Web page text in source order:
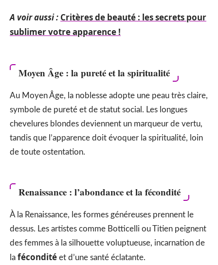
A voir aussi : Critères de beauté : les secrets pour
sublimer votre apparence !
Moyen Âge : la pureté et la spiritualité
Au Moyen Âge, la noblesse adopte une peau très claire,
symbole de pureté et de statut social. Les longues
chevelures blondes deviennent un marqueur de vertu,
tandis que l’apparence doit évoquer la spiritualité, loin
de toute ostentation.
Renaissance : l’abondance et la fécondité
À la Renaissance, les formes généreuses prennent le
dessus. Les artistes comme Botticelli ou Titien peignent
des femmes à la silhouette voluptueuse, incarnation de
la fécondité et d’une santé éclatante.